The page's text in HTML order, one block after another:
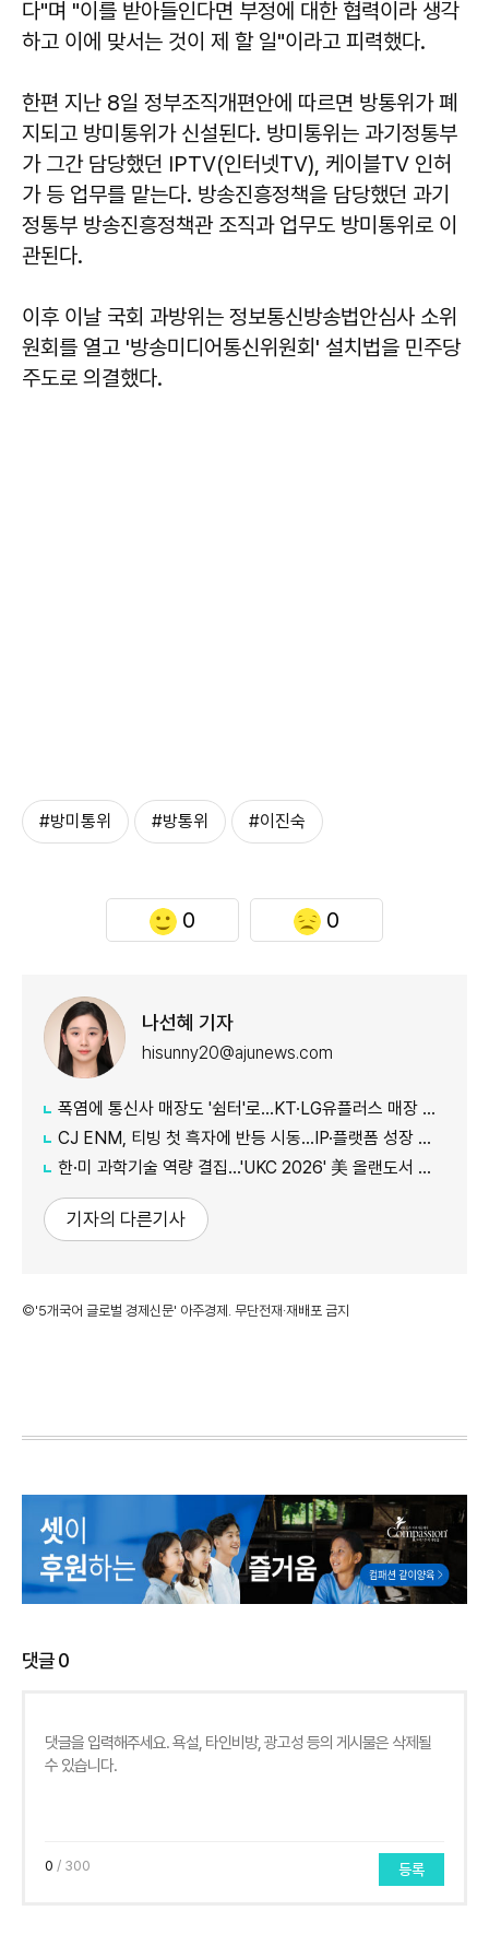
다"며 "이를 받아들인다면 부정에 대한 협력이라 생각
하고 이에 맞서는 것이 제 할 일"이라고 피력했다.
한편 지난 8일 정부조직개편안에 따르면 방통위가 폐
지되고 방미통위가 신설된다. 방미통위는 과기정통부
가 그간 담당했던 IPTV(인터넷TV), 케이블TV 인허
가 등 업무를 맡는다. 방송진흥정책을 담당했던 과기
정통부 방송진흥정책관 조직과 업무도 방미통위로 이
관된다.
이후 이날 국회 과방위는 정보통신방송법안심사 소위
원회를 열고 '방송미디어통신위원회' 설치법을 민주당
주도로 의결했다.
#방미통위 #방통위 #이진숙
0 0
나선혜 기자
hisunny20@ajunews.com
폭염에 통신사 매장도 '쉼터'로…KT·LG유플러스 매장 개방
CJ ENM, 티빙 첫 흑자에 반등 시동…IP·플랫폼 성장 가속
한·미 과학기술 역량 결집…'UKC 2026' 美 올랜도서 개막
기자의 다른기사
©'5개국어 글로벌 경제신문' 아주경제. 무단전재·재배포 금지
댓글0
0 / 300 등록